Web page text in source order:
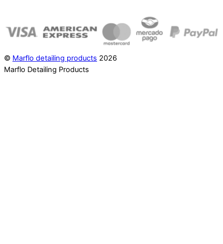
© Marflo detailing products 2026
Marflo Detailing Products